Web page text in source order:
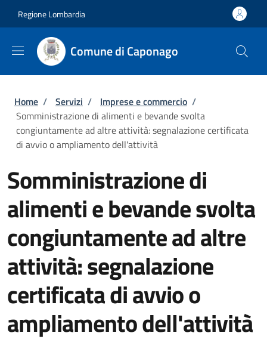
Regione Lombardia
Comune di Caponago
Briciole di pane
Home / Servizi / Imprese e commercio /
Somministrazione di alimenti e bevande svolta
congiuntamente ad altre attività: segnalazione certificata
di avvio o ampliamento dell'attività
Somministrazione di
alimenti e bevande svolta
congiuntamente ad altre
attività: segnalazione
certificata di avvio o
ampliamento dell'attività